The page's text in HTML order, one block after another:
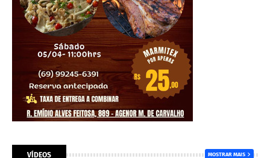
VÍDEOS MOSTRAR MAIS